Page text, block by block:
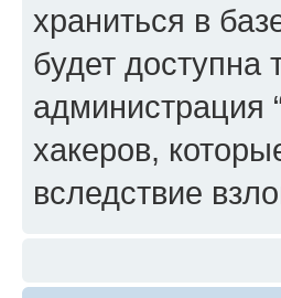
храниться в
будет доступна
администрация
хакеров,
вследствие